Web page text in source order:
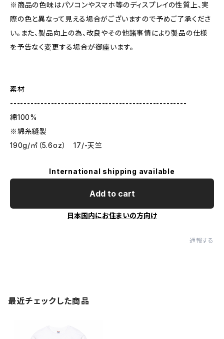
※商品の色味はパソコンやスマホ等のディスプレイの性質上、実
際の色と異なって見える場合がございますので予めご了承くださ
い。また、製品向上の為、改良やその他諸事情により製品の仕様
を予告なく変更する場合が御座います。
素材
----------------------------------------------------
綿100%
※綿糸縫製
190g/㎡（5.6oz） 17/-天竺
International shipping available
Add to cart
日本国内にお住まいの方向け
通報する
最近チェックした商品